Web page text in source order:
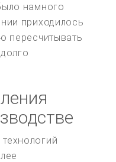
намного
приходилось
пересчитывать